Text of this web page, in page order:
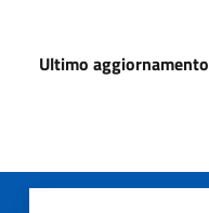
Ultimo aggiornamento